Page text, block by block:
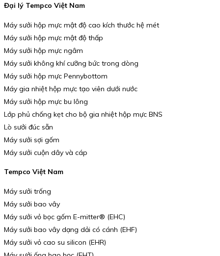
Đại lý Tempco Việt Nam
Máy sưởi hộp mực mật độ cao kích thước hệ mét
Máy sưởi hộp mực mật độ thấp
Máy sưởi hộp mực ngâm
Máy sưởi không khí cưỡng bức trong dòng
Máy sưởi hộp mực Pennybottom
Máy gia nhiệt hộp mực tạo viên dưới nước
Máy sưởi hộp mực bu lông
Lớp phủ chống kẹt cho bộ gia nhiệt hộp mực BNS
Lò sưởi đúc sẵn
Máy sưởi sợi gốm
Máy sưởi cuộn dây và cáp
Tempco Việt Nam
Máy sưởi trống
Máy sưởi bao vây
Máy sưởi vỏ bọc gốm E-mitter® (EHC)
Máy sưởi bao vây dạng dải có cánh (EHF)
Máy sưởi vỏ cao su silicon (EHR)